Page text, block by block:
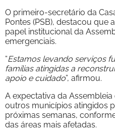
O primeiro-secretário da
Pontes (PSB), destacou que
papel institucional da
emergenciais.
“Estamos levando serviços
famílias atingidas a
apoio e cuidado”, afirmou.
A expectativa da
outros municípios atingidos
próximas semanas,
das áreas mais afetadas.